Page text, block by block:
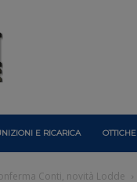
E RICARICA OTTICHE
Conti, novità Lodde